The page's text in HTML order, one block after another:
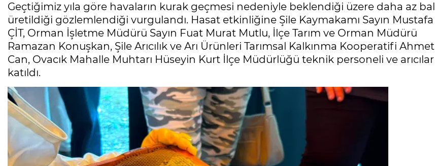
Geçtiğimiz yıla göre havaların kurak geçmesi nedeniyle beklendiği üzere daha az bal
üretildiği gözlemlendiği vurgulandı. Hasat etkinliğine Şile Kaymakamı Sayın Mustafa
ÇİT, Orman İşletme Müdürü Sayın Fuat Murat Mutlu, İlçe Tarım ve Orman Müdürü
Ramazan Konuşkan, Şile Arıcılık ve Arı Ürünleri Tarımsal Kalkınma Kooperatifi Ahmet
Can, Ovacık Mahalle Muhtarı Hüseyin Kurt İlçe Müdürlüğü teknik personeli ve arıcılar
katıldı.